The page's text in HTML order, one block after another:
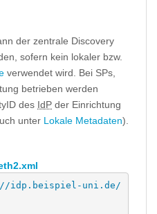
der zentrale Discovery
sofern kein lokaler bzw.
verwendet wird. Bei SPs,
betrieben werden
des IdP der Einrichtung
unter Lokale Metadaten).
idp.beispiel-uni.de/